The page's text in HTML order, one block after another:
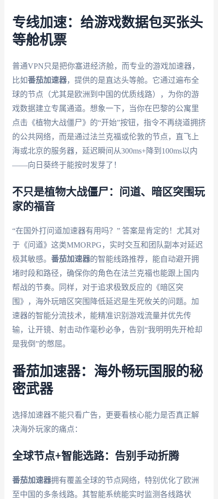
专线加速：给游戏数据包买张头
等舱机票
普通VPN只是把你塞进经济舱，而专业的游戏加速器，
比如番茄加速器，提供的是直达头等舱。它通过遍布全
球的节点（尤其是欧洲到中国的优质线路），为你的游
戏数据建立专属通道。想象一下，当你在巴黎的公寓里
点击《植物大战僵尸》的“开始”按钮，指令不再绕道拥挤
的公共网络，而是通过法兰克福或伦敦的节点，直飞上
海或北京的服务器，延迟瞬间从300ms+降到100ms以内
——向日葵终于能按时发芽了！
不只是植物大战僵尸：问道、暗区突围玩
家的福音
“在国外打问道加速器有用吗？” 答案是肯定的！尤其对
于《问道》这类MMORPG，实时交互和团队副本对延迟
极其敏感。 番茄加速器的智能线路推荐，能自动避开拥
堵时段和路径，确保你的角色在法兰克福也能跟上国内
帮战的节奏。同样，对于追求极致反应的《暗区突
围》，海外玩暗区突围降低延迟是生死攸关的问题。加
速器的智能分流技术，能精准识别游戏流量并优先传
输，让开镜、射击动作毫秒必争，告别“我明明先开枪却
是我倒”的憋屈。
番茄加速器：海外畅玩国服的秘
密武器
选择加速器不能只看广告，更要看核心能力是否真正解
决海外玩家的痛点：
全球节点+智能选路：告别手动折腾
番茄加速器拥有覆盖全球的节点网络，特别优化了欧洲
至中国的多条线路。其智能系统能实时监测各线路状